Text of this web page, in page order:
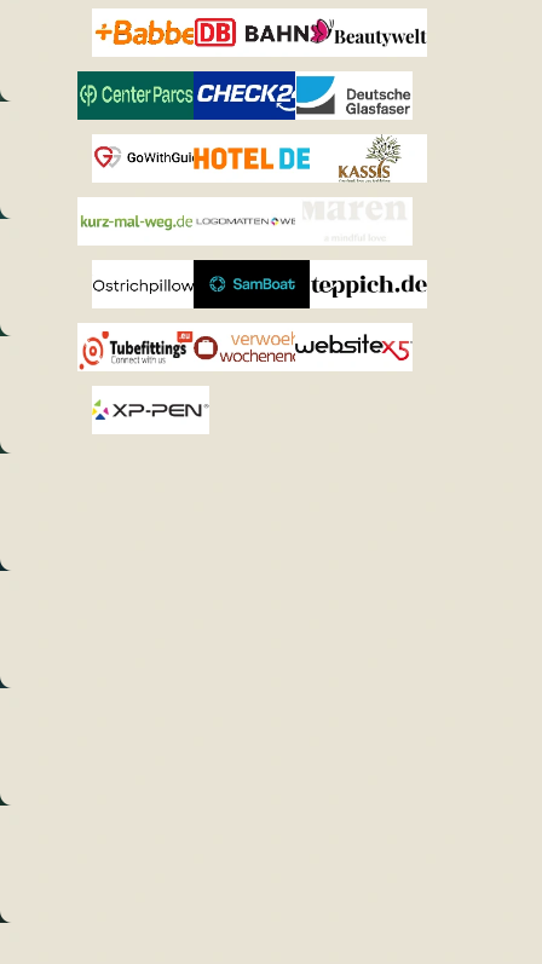
Babbel bahn.de Beautywelt
Center
Parcs
CHECK24
Deutsche
Glasfaser
GoWithGuide HOTEL.de
Kassis
Geschenkartikel
kurz-mal-
weg
Matten
Maren
Ostrichpillow SAMBOAT Teppich.de
Tubefittings.euVerwoehnwochenende.de
Website X5
XPPen